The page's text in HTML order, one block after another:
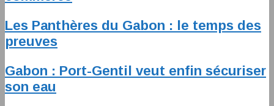
Les Panthères du Gabon : le temps des
preuves
Gabon : Port-Gentil veut enfin sécuriser
son eau